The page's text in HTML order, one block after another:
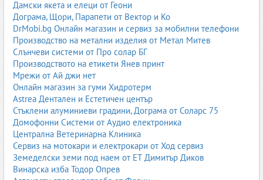
Дамски якета и елеци от Геони
Дограма, Щори, Парапети от Вектор и Ко
DrMobi.bg Онлайн магазин и сервиз за мобилни телефони
Производство на метални изделия от Метал Митев
Слънчеви системи от Про солар БГ
Производството на етикети Янев принт
Мрежи от Ай джи нет
Онлайн магазин за гуми Хидротерм
Astrea Дентален и Естетичен център
Стъклени алуминиеви градини, Дограма от Соларс 75
Домофонни Системи от Аудио електроника
Централна Ветеринарна Клиника
Сервиз на мотокари и електрокари от Ход сервиз
Земеделски земи под наем от ЕТ Димитър Диков
Винарска изба Тодор Опрев